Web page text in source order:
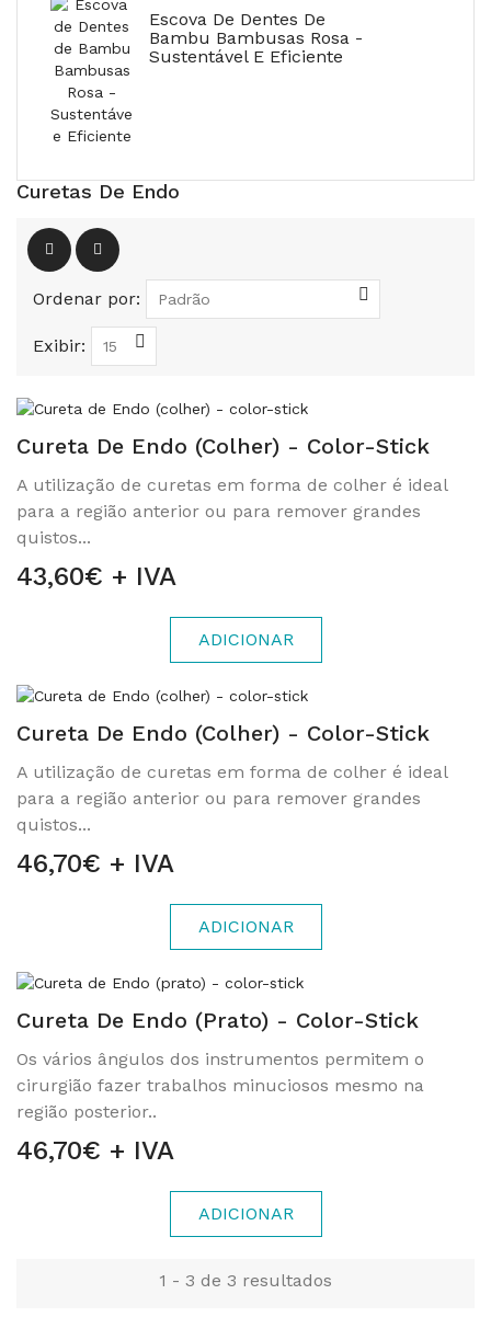
Escova De Dentes De
Bambu Bambusas Rosa -
Sustentável E Eficiente
Curetas De Endo
Ordenar por:
Exibir:
Cureta De Endo (colher) - Color-Stick
A utilização de curetas em forma de colher é ideal
para a região anterior ou para remover grandes
quistos...
43,60€ + IVA
ADICIONAR
Cureta De Endo (colher) - Color-Stick
A utilização de curetas em forma de colher é ideal
para a região anterior ou para remover grandes
quistos...
46,70€ + IVA
ADICIONAR
Cureta De Endo (prato) - Color-Stick
Os vários ângulos dos instrumentos permitem o
cirurgião fazer trabalhos minuciosos mesmo na
região posterior..
46,70€ + IVA
ADICIONAR
1 - 3 de 3 resultados